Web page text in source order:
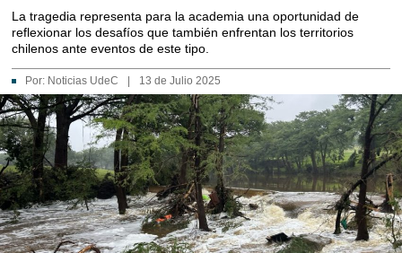
La tragedia representa para la academia una oportunidad de
reflexionar los desafíos que también enfrentan los territorios
chilenos ante eventos de este tipo.
Por: Noticias UdeC 13 de Julio 2025